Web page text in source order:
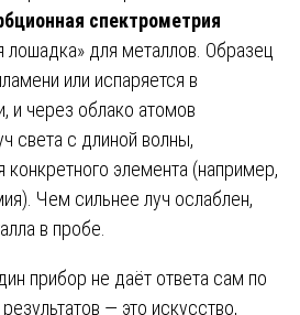
спектрометрия
лошадка» для металлов. Образец
или испаряется в
и через облако атомов
света с длиной волны,
конкретного элемента (например,
Чем сильнее луч ослаблен,
в пробе.
прибор не даёт ответа сам по
— это искусство,